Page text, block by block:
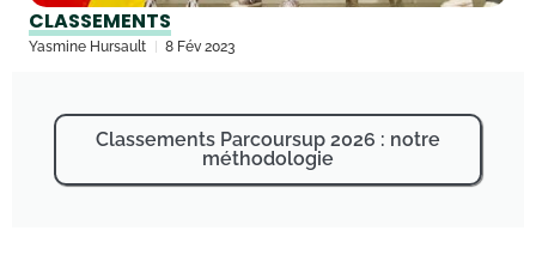
CLASSEMENTS
Yasmine Hursault 8 Fév 2023
Classements Parcoursup 2026 : notre
méthodologie